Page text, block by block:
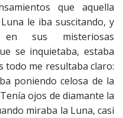
que aquella
le iba suscitando, y
sus misteriosas
se inquietaba, estaba
todo me resultaba claro:
poniendo celosa de la
ojos de diamante la
miraba la Luna, casi